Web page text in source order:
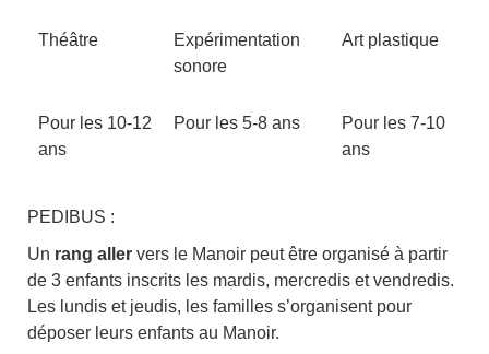
Théâtre
Expérimentation
sonore
Art plastique
Pour les 10-12
ans
Pour les 5-8 ans
Pour les 7-10
ans
PEDIBUS :
Un rang aller vers le Manoir peut être organisé à partir
de 3 enfants inscrits les mardis, mercredis et vendredis.
Les lundis et jeudis, les familles s’organisent pour
déposer leurs enfants au Manoir.